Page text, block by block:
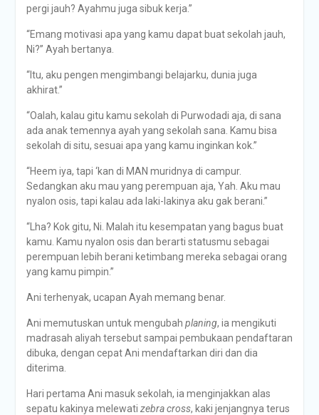
pergi jauh? Ayahmu juga sibuk kerja.”
“Emang motivasi apa yang kamu dapat buat sekolah jauh,
Ni?” Ayah bertanya.
“Itu, aku pengen mengimbangi belajarku, dunia juga
akhirat.”
“Oalah, kalau gitu kamu sekolah di Purwodadi aja, di sana
ada anak temennya ayah yang sekolah sana. Kamu bisa
sekolah di situ, sesuai apa yang kamu inginkan kok.”
“Heem iya, tapi ‘kan di MAN muridnya di campur.
Sedangkan aku mau yang perempuan aja, Yah. Aku mau
nyalon osis, tapi kalau ada laki-lakinya aku gak berani.”
“Lha? Kok gitu, Ni. Malah itu kesempatan yang bagus buat
kamu. Kamu nyalon osis dan berarti statusmu sebagai
perempuan lebih berani ketimbang mereka sebagai orang
yang kamu pimpin.”
Ani terhenyak, ucapan Ayah memang benar.
Ani memutuskan untuk mengubah planing, ia mengikuti
madrasah aliyah tersebut sampai pembukaan pendaftaran
dibuka, dengan cepat Ani mendaftarkan diri dan dia
diterima.
Hari pertama Ani masuk sekolah, ia menginjakkan alas
sepatu kakinya melewati zebra cross, kaki jenjangnya terus